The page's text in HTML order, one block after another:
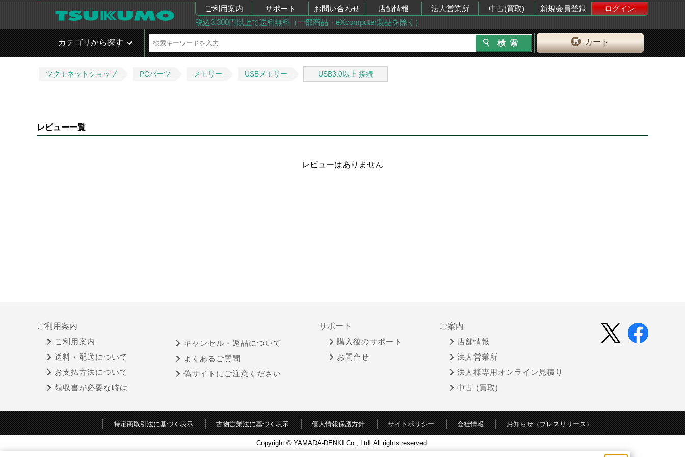
ご利用案内 サポート お問い合わせ 店舗情報 法人営業所 中古(買取) 新規会員登録
ログイン
税込3,300円以上で送料無料（一部商品・eXcomputer製品を除く）
カート
カテゴリから探す
ツクモネットショップ PCパーツ メモリー USBメモリー USB3.0以上 接続
レビュー一覧
レビューはありません
ご利用案内
ご利用案内
送料・配送について
お支払方法について
領収書が必要な時は
キャンセル・返品について
よくあるご質問
偽サイトにご注意ください
サポート
購入後のサポート
お問合せ
ご案内
店舗情報
法人営業所
法人様専用オンライン見積り
中古 (買取)
特定商取引法に基づく表示 古物営業法に基づく表示 個人情報保護方針 サイトポリシー 会社情報 お知らせ（プレスリリース）
Copyright © YAMADA-DENKI Co., Ltd. All rights reserved.